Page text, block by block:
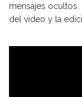
mensajes
del video y la